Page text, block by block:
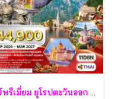
ทัวร์พรีเมี่ยม ยุโรปตะวันออก พักหมู่บ้านฮัลล์สตัทท์ 11วัน 8คืน - TG